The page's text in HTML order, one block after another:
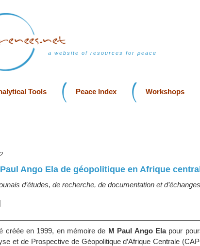
a website of resources for peace
Tools Peace Index Workshops
Ango Ela de géopolitique en Afrique
d’études, de recherche, de documentation et d’échanges
|
créée en 1999, en mémoire de M Paul Ango Elapour
et de Prospective de Géopolitique d’Afrique Centrale